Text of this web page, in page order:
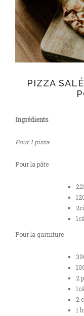
PIZZA
Ingrédients
Pour 1 pizza
Pour la pâte
Pour la garniture
2
2
1